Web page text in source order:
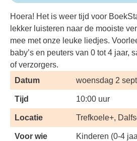
Hoera! Het is weer tijd voor
lekker luisteren naar de mooiste
mee met onze leuke liedjes.
baby’s en peuters van 0 tot 4 jaar,
of verzorgers.
Datum
woensdag 2
Tijd 10:00 uur
Locatie Trefkoele+,
Voor wie Kinderen (0-4